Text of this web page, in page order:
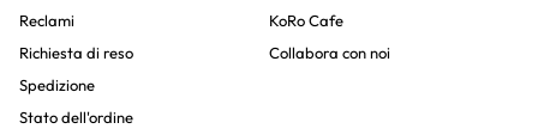
Reclami
Richiesta di reso
Spedizione
Stato dell'ordine
KoRo Cafe
Collabora con noi